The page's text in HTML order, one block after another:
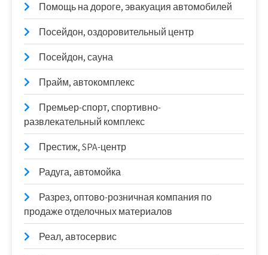
Помощь на дороге, эвакуация автомобилей
Посейдон, оздоровительный центр
Посейдон, сауна
Прайм, автокомплекс
Премьер-спорт, спортивно-
развлекательный комплекс
Престиж, SPA-центр
Радуга, автомойка
Разрез, оптово-розничная компания по
продаже отделочных материалов
Реал, автосервис